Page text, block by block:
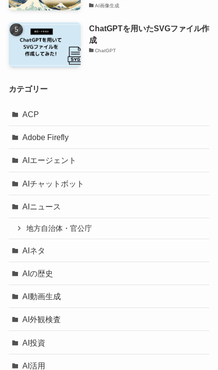
AI画像生成
ChatGPTを用いたSVGファイル作
成
ChatGPT
カテゴリー
ACP
Adobe Firefly
AIエージェント
AIチャットボット
AIニュース
地方自治体・官公庁
AIネタ
AIの歴史
AI動画生成
AI外観検査
AI投資
AI活用